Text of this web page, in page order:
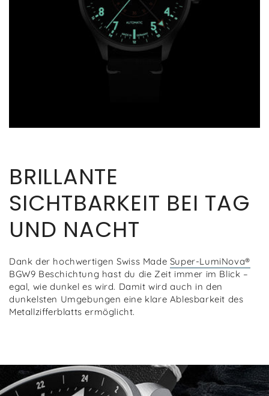
BRILLANTE
SICHTBARKEIT BEI TAG
UND NACHT
Dank der hochwertigen Swiss Made Super-LumiNova®
BGW9 Beschichtung hast du die Zeit immer im Blick –
egal, wie dunkel es wird. Damit wird auch in den
dunkelsten Umgebungen eine klare Ablesbarkeit des
Metallzifferblatts ermöglicht.